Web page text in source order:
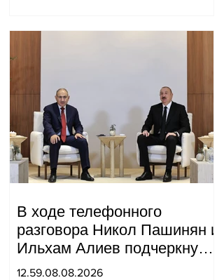
В ходе телефонного
разговора Никол Пашинян и
Ильхам Алиев подчеркнули
прогресс, достигнутый за
12.59.08.08.2026